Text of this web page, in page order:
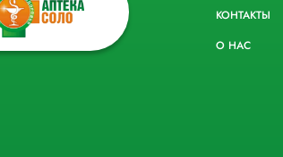
КОНТАКТЫ
О НАС